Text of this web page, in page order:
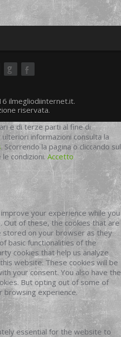
ilmegliodiinternet.it.
riservata.
e di terze parti al fine di
informazioni consulta la
. Scorrendo la pagina o cliccando sul
condizioni. Accetto
your experience while you
of these, the cookies that are
stored on your browser as they
basic functionalities of the
cookies that help us analyze
website. These cookies will be
your consent. You also have the
But opting out of some of
browsing experience.
essential for the website to